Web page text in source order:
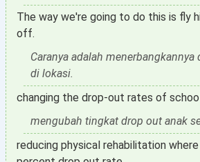
The way we're going to do this is fly
off.
Caranya adalah
di lokasi.
changing the drop-out rates of
mengubah tingkat drop out anak
reducing physical rehabilitation